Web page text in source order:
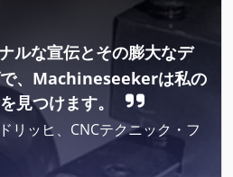
ルな宣伝とその膨大なデ
、Machineseekerは私の
見つけます。
リッヒ、CNCテクニック・フ